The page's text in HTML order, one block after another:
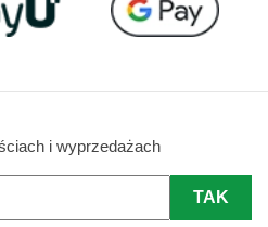
i wyprzedażach